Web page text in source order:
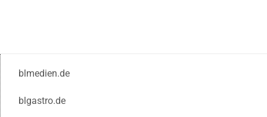
blmedien.de
blgastro.de